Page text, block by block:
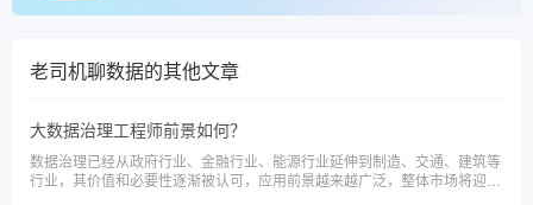
老司机聊数据的其他文章
大数据治理工程师前景如何？
数据治理已经从政府行业、金融行业、能源行业延伸到制造、交通、建筑等
行业，其价值和必要性逐渐被认可，应用前景越来越广泛，整体市场将迎来